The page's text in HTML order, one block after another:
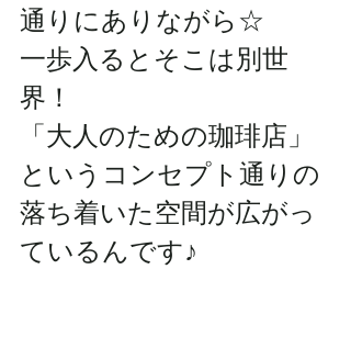
通りにありながら☆
一歩入るとそこは別世
界！
「大人のための珈琲店」
というコンセプト通りの
落ち着いた空間が広がっ
ているんです♪